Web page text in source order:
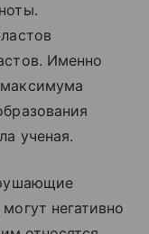
Именно
ученая.
негативно